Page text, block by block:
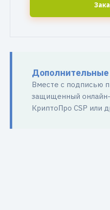
Дополнительные
Вместе с подписью
защищенный
КриптоПро CSP или